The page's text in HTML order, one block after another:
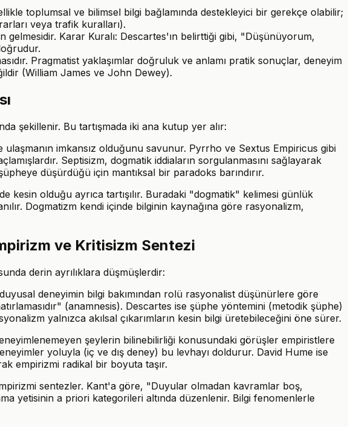
toplumsal ve bilimsel bilgi bağlamında destekleyici bir gerekçe olabilir;
veya trafik kuralları).
gelmesidir. Karar Kuralı: Descartes'ın belirttiği gibi, "Düşünüyorum,
Pragmatist yaklaşımlar doğruluk ve anlamı pratik sonuçlar, deneyim
(William James ve John Dewey).
şekillenir. Bu tartışmada iki ana kutup yer alır:
ulaşmanın imkansız olduğunu savunur. Pyrrho ve Sextus Empiricus gibi
Septisizm, dogmatik iddiaların sorgulanmasını sağlayarak
düşürdüğü için mantıksal bir paradoks barındırır.
kesin olduğu ayrıca tartışılır. Buradaki "dogmatik" kelimesi günlük
Dogmatizm kendi içinde bilginin kaynağına göre rasyonalizm,
ve Kritisizm Sentezi
derin ayrılıklara düşmüşlerdir:
deneyimin bilgi bakımından rolü rasyonalist düşünürlere göre
(anamnesis). Descartes ise şüphe yöntemini (metodik şüphe)
yalnızca akılsal çıkarımların kesin bilgi üretebileceğini öne sürer.
şeylerin bilinebilirliği konusundaki görüşler empiristlere
yoluyla (iç ve dış deney) bu levhayı doldurur. David Hume ise
empirizmi radikal bir boyuta taşır.
sentezler. Kant'a göre, "Duyular olmadan kavramlar boş,
yetisinin a priori kategorileri altında düzenlenir. Bilgi fenomenlerle